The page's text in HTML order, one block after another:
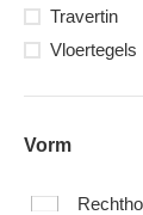
Travertin
Vloertegels
Vorm